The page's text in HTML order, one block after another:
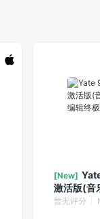
[New]
激活版(音
辑终极工
暂无评分